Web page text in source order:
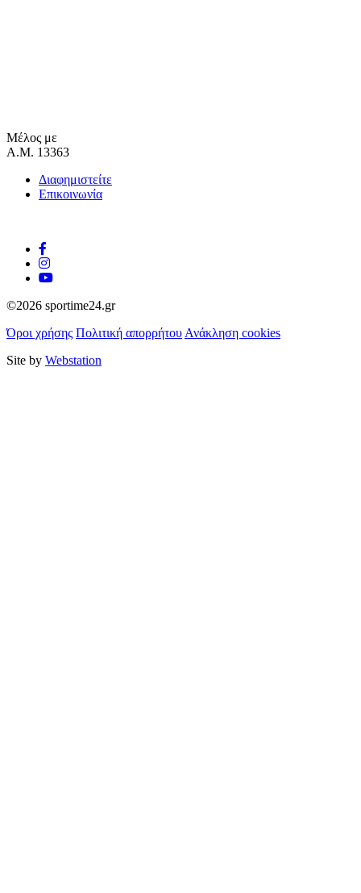
Μέλος με
Α.Μ. 13363
Διαφημιστείτε
Επικοινωνία
©2026 sportime24.gr
Όροι χρήσης Πολιτική απορρήτου Ανάκληση cookies
Site by Webstation